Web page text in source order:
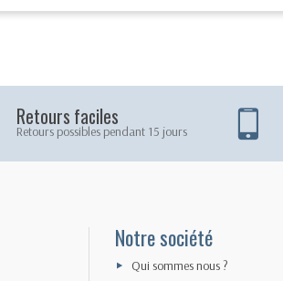
Retours faciles
Retours possibles pendant 15 jours
Notre société
Qui sommes nous ?